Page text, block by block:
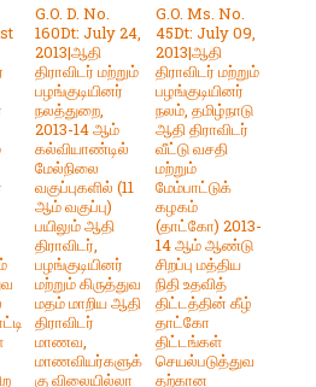
G.O. D. No.
160Dt: July 24,
2013|ஆதி
திராவிடர் மற்றும்
பழங்குடியினர்
நலத்துறை,
2013-14 ஆம்
கல்வியாண்டில்
மேல்நிலை
வகுப்புகளில் (11
ஆம் வகுப்பு)
பயிலும் ஆதி
திராவிடர்,
பழங்குடியினர்
மற்றும் கிருத்துவ
மதம் மாறிய ஆதி
திராவிடர்
மாணவ,
மாணவியர்களுக்
கு விலையில்லா
G.O. Ms. No.
45Dt: July 09,
2013|ஆதி
திராவிடர் மற்றும்
பழங்குடியினர்
நலம், தமிழ்நாடு
ஆதி திராவிடர்
வீட்டு வசதி
மற்றும்
மேம்பாட்டுக்
கழகம்
(தாட்கோ) 2013-
14 ஆம் ஆண்டு
சிறப்பு மத்திய
நிதி உதவித்
திட்டத்தின் கீழ்
தாட்கோ
திட்டங்கள்
செயல்படுத்துவ
தற்கான